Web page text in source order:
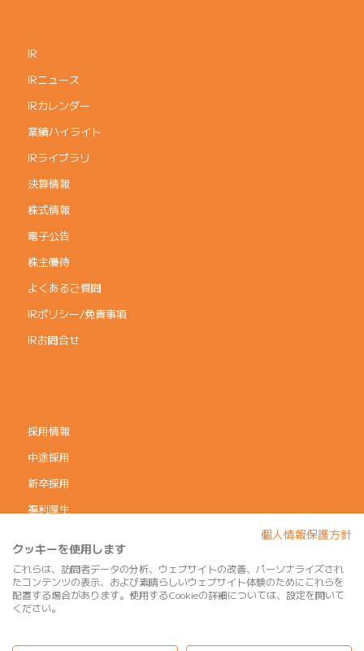
IR
IRニュース
IRカレンダー
業績ハイライト
IRライブラリ
決算情報
株式情報
電子公告
株主優待
よくあるご質問
IRポリシー/免責事項
IRお問合せ
採用情報
中途採用
新卒採用
福利厚生
利用規約
サイトマップ
個人情報保護方針
クッキーを使用します
これらは、訪問者データの分析、ウェブサイトの改善、パーソナライズされ
たコンテンツの表示、および素晴らしいウェブサイト体験のためにこれらを
配置する場合があります。使用するCookieの詳細については、設定を開いて
ください。